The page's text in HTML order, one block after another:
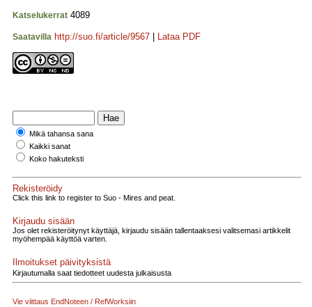
Katselukerrat 4089
Saatavilla http://suo.fi/article/9567 Lataa PDF
Mikä tahansa sana
Kaikki sanat
Koko hakuteksti
Rekisteröidy
Click this link to register to Suo - Mires and peat.
Kirjaudu sisään
Jos olet rekisteröitynyt käyttäjä, kirjaudu sisään tallentaaksesi valitsemasi artikkelit
myöhempää käyttöä varten.
Ilmoitukset päivityksistä
Kirjautumalla saat tiedotteet uudesta julkaisusta
Vie viittaus EndNoteen / RefWorksiin